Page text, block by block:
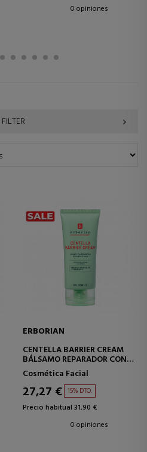
0 opiniones
FILTER
ERBORIAN
CENTELLA BARRIER CREAM
BÁLSAMO REPARADOR CON
CICA
Cosmética Facial
27,27 € 15% DTO.
Precio habitual 31,90 €
0 opiniones